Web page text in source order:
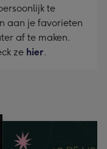
te
aan je favorieten
af te maken.
ze hier.